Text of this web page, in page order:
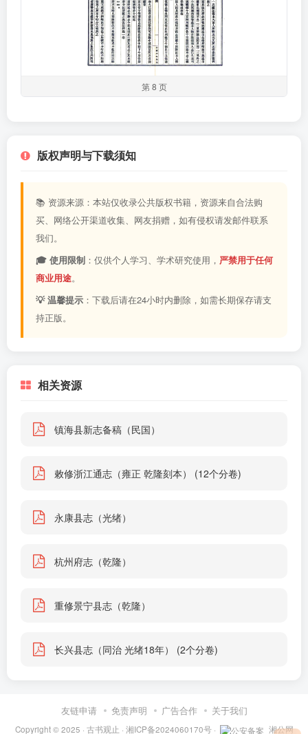
第 8 页
版权声明与下载须知
📚 资源来源：本站仅收录公共版权书籍，资源来自合法购
买、网络公开渠道收集、网友捐赠，如有侵权请发邮件联系
我们。
🎓 使用限制 ：仅供个人学习、学术研究使用， 严禁用于任何
商业用途。
💡 温馨提示 ：下载后请在24小时内删除，如需长期保存请支
持正版。
相关资源
镇海县新志备稿（民国）
敕修浙江通志（雍正 乾隆刻本） (12个分卷)
永康县志（光绪）
杭州府志（乾隆）
重修景宁县志（乾隆）
长兴县志（同治 光绪18年） (2个分卷)
友链申请 免责声明 广告合作 关于我们
Copyright © 2025 · 古书观止 · 湘ICP备2024060170号· 湘公网